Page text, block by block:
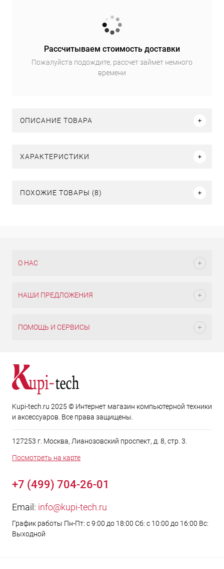
Рассчитываем стоимость доставки
Пожалуйста подождите, рассчет займет немного
времени
ОПИСАНИЕ ТОВАРА
ХАРАКТЕРИСТИКИ
ПОХОЖИЕ ТОВАРЫ (8)
О НАС
НАШИ ПРЕДЛОЖЕНИЯ
ПОМОЩЬ И СЕРВИСЫ
Kupi-tech.ru 2025 © Интернет магазин компьютерной техники
и аксессуаров. Все права защищены.
127253 г. Москва, Лианозовский проспект, д. 8, стр. 3.
Посмотреть на карте
+7 (499) 704-26-01
Email: info@kupi-tech.ru
График работы Пн-Пт: с 9:00 до 18:00 Сб: с 10:00 до 16:00 Вс:
Выходной